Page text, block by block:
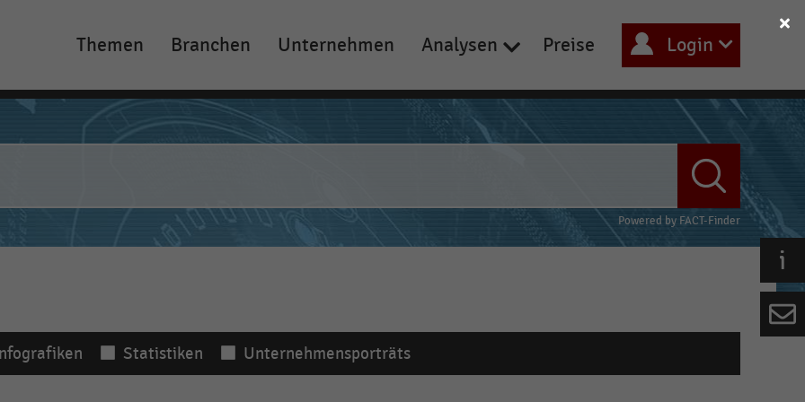
Main
navigation
Themen Branchen Unternehmen Analysen Preise Login
Powered by FACT-Finder
Statistiken Unternehmensporträts